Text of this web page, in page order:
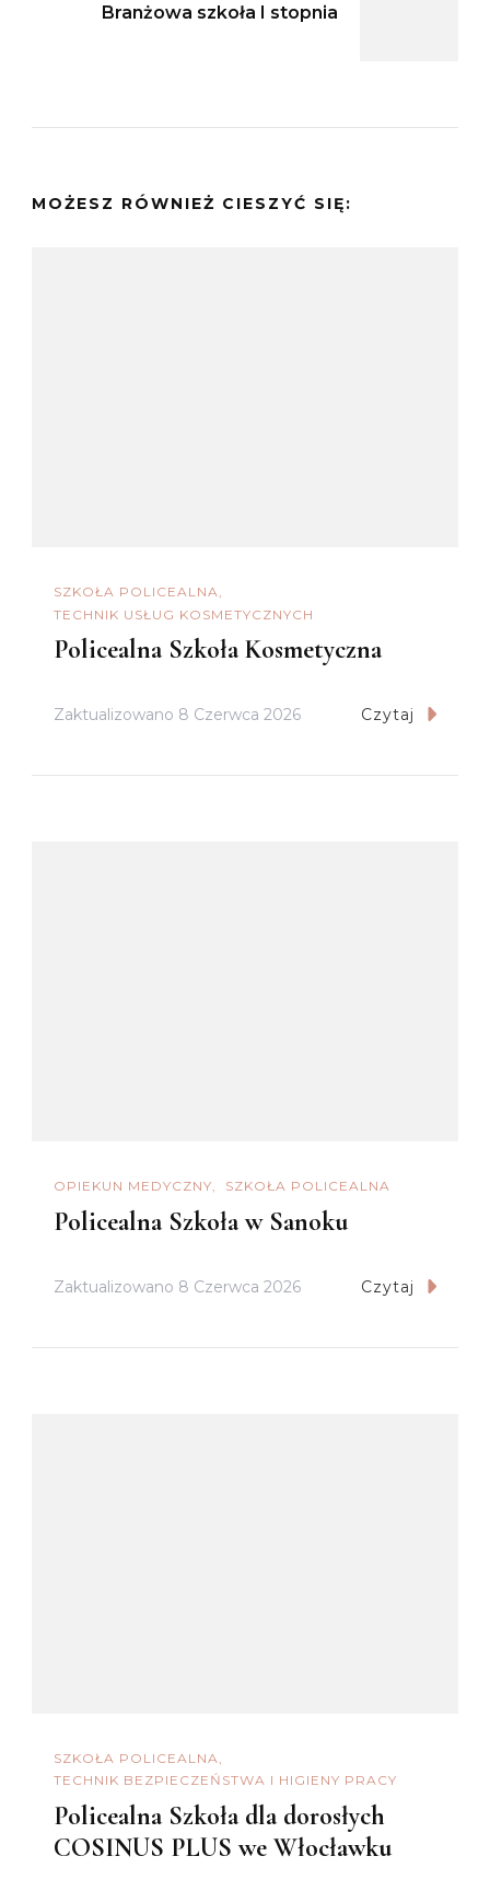
Branżowa szkoła I stopnia
MOŻESZ RÓWNIEŻ CIESZYĆ SIĘ:
SZKOŁA POLICEALNA
TECHNIK USŁUG KOSMETYCZNYCH
Policealna Szkoła Kosmetyczna
Zaktualizowano 8 Czerwca 2026 Czytaj
OPIEKUN MEDYCZNY SZKOŁA POLICEALNA
Policealna Szkoła w Sanoku
Zaktualizowano 8 Czerwca 2026 Czytaj
SZKOŁA POLICEALNA
TECHNIK BEZPIECZEŃSTWA I HIGIENY PRACY
Policealna Szkoła dla dorosłych
COSINUS PLUS we Włocławku